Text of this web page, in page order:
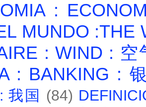
:
MUNDO :THE
: WIND : 空
: BANKING :
我国 (84)